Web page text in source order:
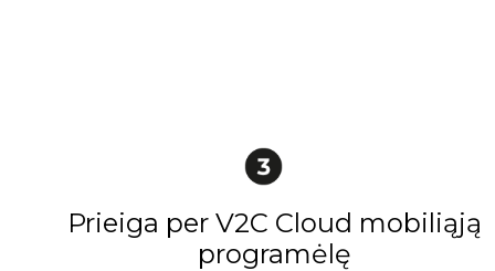
Prieiga per V2C Cloud mobiliąją
programėlę